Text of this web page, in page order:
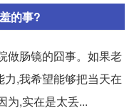
的事?
做肠镜的囧事。如果老
,我希望能够把当天在
为,实在是太丢...